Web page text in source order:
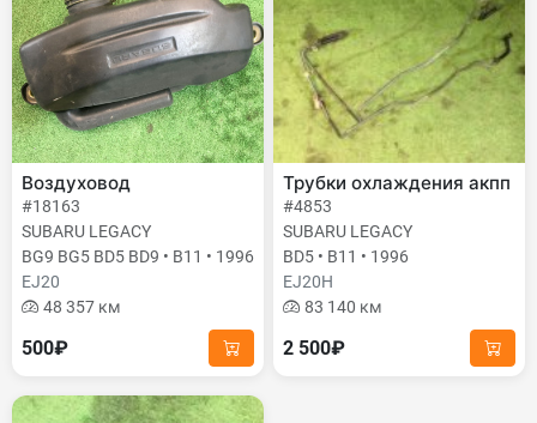
Воздуховод
#18163
SUBARU LEGACY
BG9 BG5 BD5 BD9 • B11 • 1996
EJ20
48 357 км
500₽
Трубки охлаждения акпп
#4853
SUBARU LEGACY
BD5 • B11 • 1996
EJ20H
83 140 км
2 500₽